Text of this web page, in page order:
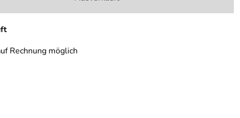
Rechnung möglich